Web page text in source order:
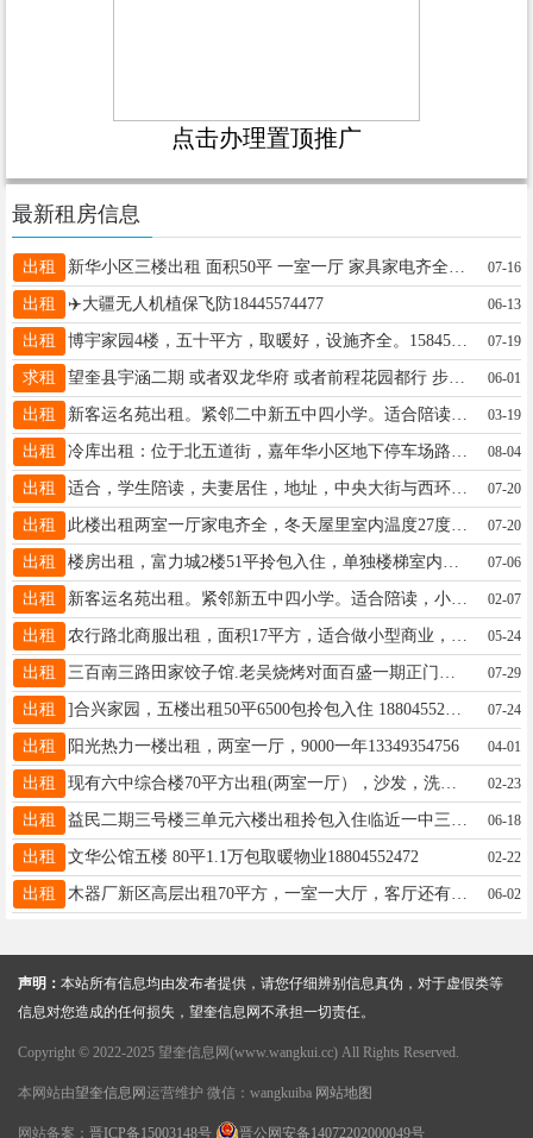
点击办理置顶推广
最新租房信息
出租 新华小区三楼出租 面积50平 一室一厅 家具家电齐全 拎包入住 窗户安装安全护栏 有宠物勿扰 8500一年包取暖物业 可月租（月租一月1000 三月起租）18846598520 07-16
出租 ✈️大疆无人机植保飞防18445574477 06-13
出租 博宇家园4楼，五十平方，取暖好，设施齐全。15845544024 07-19
求租 望奎县宇涵二期 或者双龙华府 或者前程花园都行 步梯三楼以下 电梯几楼都行 电话13351459877 06-01
出租 新客运名苑出租。紧邻二中新五中四小学。适合陪读，小平方。适合人口少的住。家电齐全，拎包入住。租金美丽。联系电话号码 13763713338.联系人李先生 03-19
出租 08-04
出租 适合，学生陪读，夫妻居住，地址，中央大街与西环路交汇处15636629127 07-20
出租 此楼出租两室一厅家电齐全，冬天屋里室内温度27度邻近三小四中，职高，到正街5分钟 交通便利，电话，18746527872 07-20
出租 07-06
出租 新客运名苑出租。紧邻新五中四小学。适合陪读，小平方。适合人口少的住。家电齐全，拎包入住。租金美丽。联系电话号码 13763713338.联系人李先生 02-07
出租 05-24
出租 07-29
出租 07-24
出租 阳光热力一楼出租，两室一厅，9000一年13349354756 04-01
出租 现有六中综合楼70平方出租(两室一厅），沙发，洗衣机，冰箱，热水器，拎包入住，比邻一小六中，交通便利，陪读首选。 电话：15146532206 地址：北四道街三百路西 02-23
出租 06-18
出租 文华公馆五楼 80平1.1万包取暖物业18804552472 02-22
出租 木器厂新区高层出租70平方，一室一大厅，客厅还有个双人床，取暖物业网费包括在内，15845534832微信同步 06-02
声明： 本站所有信息均由发布者提供，请您仔细辨别信息真伪，对于虚假类等
信息对您造成的任何损失，望奎信息网不承担一切责任。
Copyright © 2022-2025 望奎信息网(www.wangkui.cc) All Rights Reserved.
本网站由望奎信息网 运营维护 微信：wangkuiba 网站地图
网站备案： 晋ICP备15003148号 晋公网安备14072202000049号